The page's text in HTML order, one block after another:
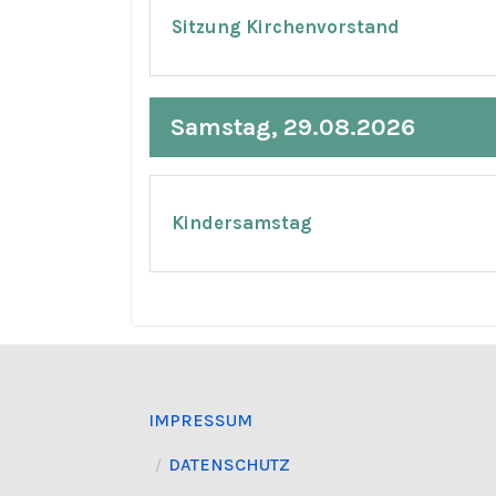
Sitzung Kirchenvorstand
Samstag, 29.08.2026
Kindersamstag
IMPRESSUM
DATENSCHUTZ